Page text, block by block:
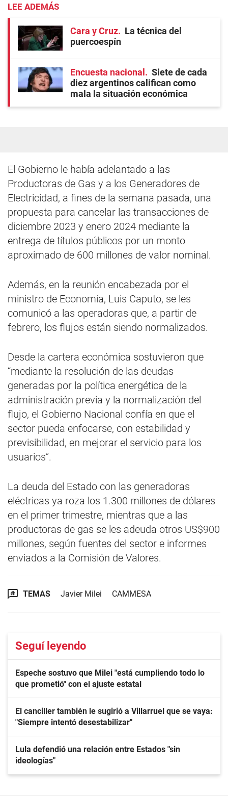
LEE ADEMÁS
Cara y Cruz
La técnica del
puercoespín
Encuesta nacional
Siete de cada
diez argentinos califican como
mala la situación económica
El Gobierno le había adelantado a las
Productoras de Gas y a los Generadores de
Electricidad, a fines de la semana pasada, una
propuesta para cancelar las transacciones de
diciembre 2023 y enero 2024 mediante la
entrega de títulos públicos por un monto
aproximado de 600 millones de valor nominal.
Además, en la reunión encabezada por el
ministro de Economía, Luis Caputo, se les
comunicó a las operadoras que, a partir de
febrero, los flujos están siendo normalizados.
Desde la cartera económica sostuvieron que
“mediante la resolución de las deudas
generadas por la política energética de la
administración previa y la normalización del
flujo, el Gobierno Nacional confía en que el
sector pueda enfocarse, con estabilidad y
previsibilidad, en mejorar el servicio para los
usuarios”.
La deuda del Estado con las generadoras
eléctricas ya roza los 1.300 millones de dólares
en el primer trimestre, mientras que a las
productoras de gas se les adeuda otros US$900
millones, según fuentes del sector e informes
enviados a la Comisión de Valores.
TEMAS Javier Milei CAMMESA
Seguí leyendo
Espeche sostuvo que Milei "está cumpliendo todo lo
que prometió" con el ajuste estatal
El canciller también le sugirió a Villarruel que se vaya:
"Siempre intentó desestabilizar"
Lula defendió una relación entre Estados "sin
ideologías"